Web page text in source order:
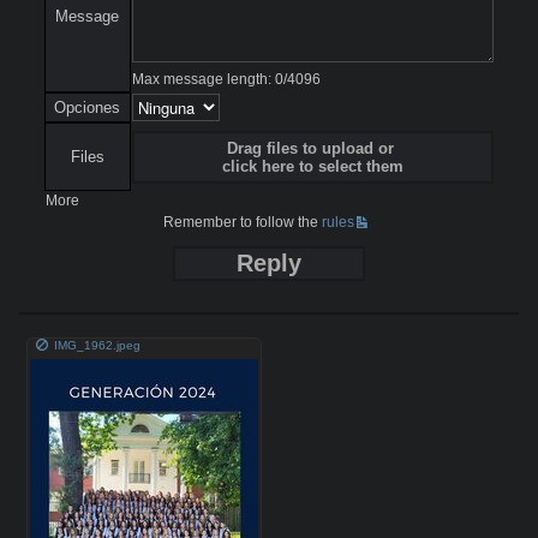
Message
Max message length: 0/4096
Opciones
Files
Drag files to upload or
click here to select them
More
Remember to follow therules
Reply
IMG_1962.jpeg